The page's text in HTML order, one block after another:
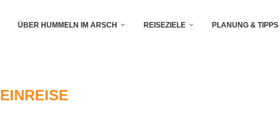
ÜBER HUMMELN IM ARSCH REISEZIELE PLANUNG & TIPPS
EINREISE